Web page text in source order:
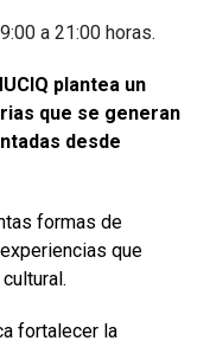
a 21:00 horas.
plantea un
que se generan
desde
formas de
que
fortalecer la